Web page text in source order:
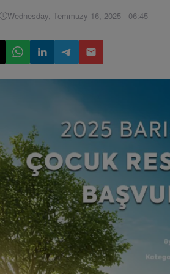
Wednesday, Temmuzy 16, 2025 - 06:45